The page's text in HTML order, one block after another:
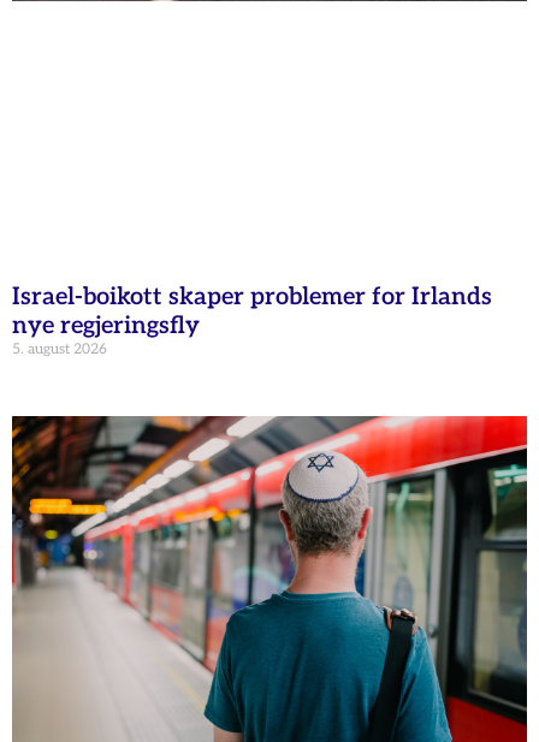
Israel-boikott skaper problemer for Irlands
nye regjeringsfly
5. august 2026